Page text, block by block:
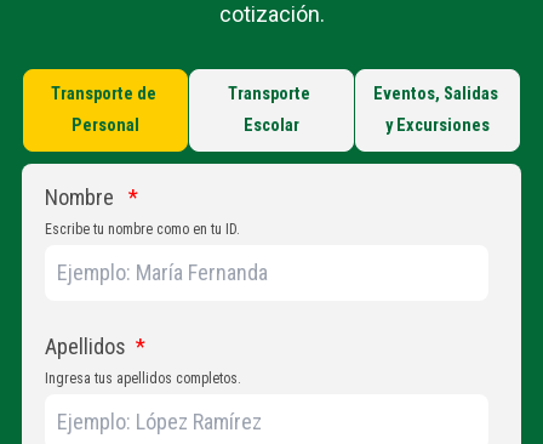
cotización.
Transporte de
Personal
Transporte
Escolar
Eventos, Salidas
y Excursiones
Nombre *
Escribe tu nombre como en tu ID.
Apellidos *
Ingresa tus apellidos completos.